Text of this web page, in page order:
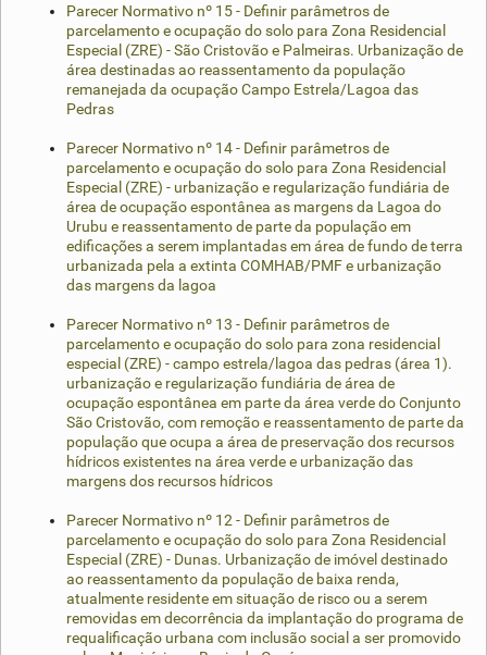
Parecer Normativo nº 15 - Definir parâmetros de
parcelamento e ocupação do solo para Zona Residencial
Especial (ZRE) - São Cristovão e Palmeiras. Urbanização de
área destinadas ao reassentamento da população
remanejada da ocupação Campo Estrela/Lagoa das
Pedras
Parecer Normativo nº 14 - Definir parâmetros de
parcelamento e ocupação do solo para Zona Residencial
Especial (ZRE) - urbanização e regularização fundiária de
área de ocupação espontânea as margens da Lagoa do
Urubu e reassentamento de parte da população em
edificações a serem implantadas em área de fundo de terra
urbanizada pela a extinta COMHAB/PMF e urbanização
das margens da lagoa
Parecer Normativo nº 13 - Definir parâmetros de
parcelamento e ocupação do solo para zona residencial
especial (ZRE) - campo estrela/lagoa das pedras (área 1).
urbanização e regularização fundiária de área de
ocupação espontânea em parte da área verde do Conjunto
São Cristovão, com remoção e reassentamento de parte da
população que ocupa a área de preservação dos recursos
hídricos existentes na área verde e urbanização das
margens dos recursos hídricos
Parecer Normativo nº 12 - Definir parâmetros de
parcelamento e ocupação do solo para Zona Residencial
Especial (ZRE) - Dunas. Urbanização de imóvel destinado
ao reassentamento da população de baixa renda,
atualmente residente em situação de risco ou a serem
removidas em decorrência da implantação do programa de
requalificação urbana com inclusão social a ser promovido